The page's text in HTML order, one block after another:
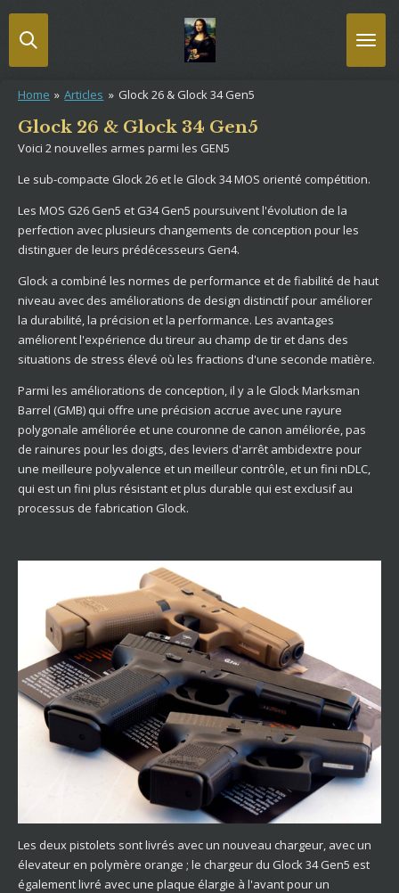
Passer
au
Home » Articles » Glock 26 & Glock 34 Gen5
Glock 26 & Glock 34 Gen5
Voici 2 nouvelles armes parmi les GEN5
Le sub-compacte Glock 26 et le Glock 34 MOS orienté compétition.
Les MOS G26 Gen5 et G34 Gen5 poursuivent l'évolution de la
perfection avec plusieurs changements de conception pour les
distinguer de leurs prédécesseurs Gen4.
Glock a combiné les normes de performance et de fiabilité de haut
niveau avec des améliorations de design distinctif pour améliorer
la durabilité, la précision et la performance. Les avantages
améliorent l'expérience du tireur au champ de tir et dans des
situations de stress élevé où les fractions d'une seconde matière.
Parmi les améliorations de conception, il y a le Glock Marksman
Barrel (GMB) qui offre une précision accrue avec une rayure
polygonale améliorée et une couronne de canon améliorée, pas
de rainures pour les doigts, des leviers d'arrêt ambidextre pour
une meilleure polyvalence et un meilleur contrôle, et un fini nDLC,
qui est un fini plus résistant et plus durable qui est exclusif au
processus de fabrication Glock.
Les deux pistolets sont livrés avec un nouveau chargeur, avec un
élevateur en polymère orange ; le chargeur du Glock 34 Gen5 est
également livré avec une plaque élargie à l'avant pour un